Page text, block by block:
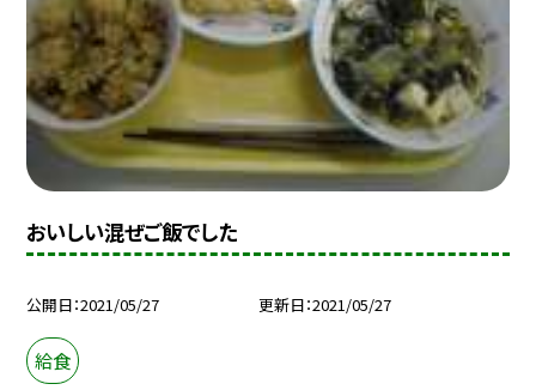
おいしい混ぜご飯でした
公開日 2021/05/27 更新日 2021/05/27
給食